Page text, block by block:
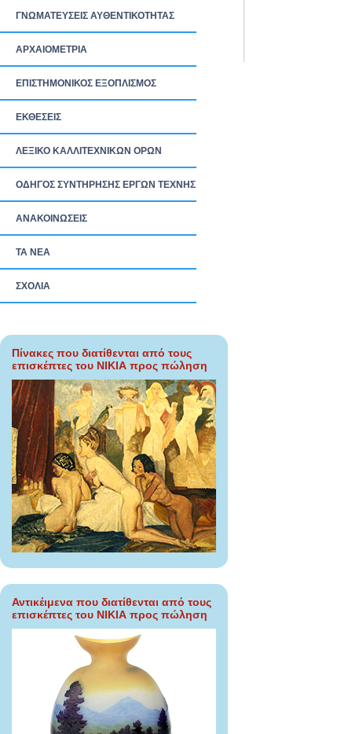
ΓΝΩΜΑΤΕΥΣΕΙΣ ΑΥΘΕΝΤΙΚΟΤΗΤΑΣ
ΑΡΧΑΙΟΜΕΤΡΙΑ
ΕΠΙΣΤΗΜΟΝΙΚΟΣ ΕΞΟΠΛΙΣΜΟΣ
ΕΚΘΕΣΕΙΣ
ΛΕΞΙΚΟ ΚΑΛΛΙΤΕΧΝΙΚΩΝ ΟΡΩΝ
ΟΔΗΓΟΣ ΣΥΝΤΗΡΗΣΗΣ ΕΡΓΩΝ ΤΕΧΝΗΣ
ΑΝΑΚΟΙΝΩΣΕΙΣ
ΤΑ ΝEΑ
ΣΧΟΛΙΑ
Πίνακες που διατίθενται από τους
επισκέπτες του ΝΙΚΙΑ προς πώληση
Αντικέιμενα που διατίθενται από τους
επισκέπτες του ΝΙΚΙΑ προς πώληση